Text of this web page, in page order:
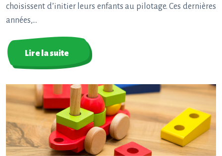
choisissent d’initier leurs enfants au pilotage. Ces dernières
années,…
Lire la suite